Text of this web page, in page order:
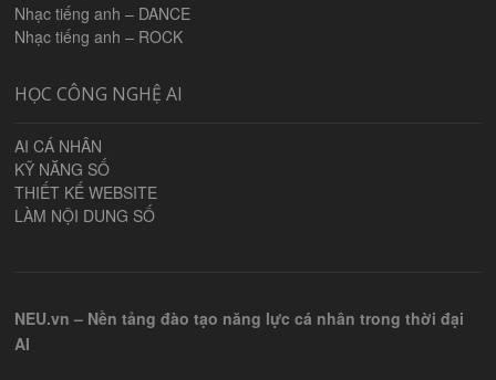
Nhạc tiếng anh – DANCE
Nhạc tiếng anh – ROCK
HỌC CÔNG NGHỆ AI
AI CÁ NHÂN
KỸ NĂNG SỐ
THIẾT KẾ WEBSITE
LÀM NỘI DUNG SỐ
NEU.vn – Nền tảng đào tạo năng lực cá nhân trong thời đại
AI